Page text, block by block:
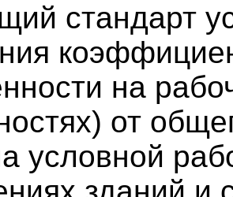
стандарт
на
от
условной